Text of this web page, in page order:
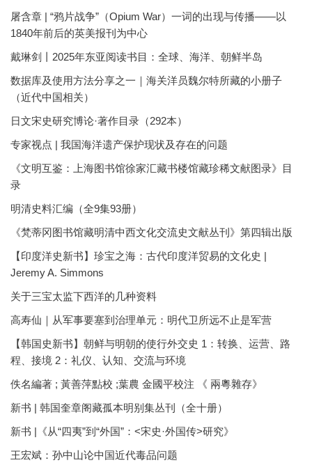
屠含章 | “鸦片战争”（Opium War）一词的出现与传播——以
1840年前后的英美报刊为中心
戴琳剑丨2025年东亚阅读书目：全球、海洋、朝鲜半岛
数据库及使用方法分享之一｜海关洋员魏尔特所藏的小册子
（近代中国相关）
日文宋史研究博论·著作目录（292本）
专家视点 | 我国海洋遗产保护现状及存在的问题
《文明互鉴：上海图书馆徐家汇藏书楼馆藏珍稀文献图录》目
录
明清史料汇编（全9集93册）
《梵蒂冈图书馆藏明清中西文化交流史文献丛刊》第四辑出版
【印度洋史新书】珍宝之海：古代印度洋贸易的文化史 |
Jeremy A. Simmons
关于三宝太监下西洋的几种资料
高寿仙｜从军事要塞到治理单元：明代卫所远不止是军营
【韩国史新书】朝鲜与明朝的使行外交史 1：转换、运营、路
程、接境 2：礼仪、认知、交流与环境
佚名編著 ; 黃善萍點校 ;葉農 金國平校注 《 兩粵雜存》
新书 | 韩国奎章阁藏孤本明别集丛刊（全十册）
新书 |《从“四夷”到“外国”：<宋史·外国传>研究》
王宏斌：孙中山论中国近代毒品问题